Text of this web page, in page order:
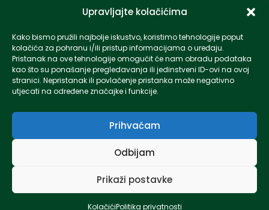
Upravljajte kolačićima
Kako bismo pružili najbolje iskustvo, koristimo tehnologije poput
kolačića za pohranu i/ili pristup informacijama o uređaju.
Pristanak na ove tehnologije omogućit će nam obradu podataka
kao što su ponašanje pregledavanja ili jedinstveni ID-ovi na ovoj
stranici. Nepristanak ili povlačenje pristanka može negativno
utjecati na određene značajke i funkcije.
Prihvaćam
Odbijam
Prikaži postavke
KolačićiPolitika privatnosti
Created by Pumapunku